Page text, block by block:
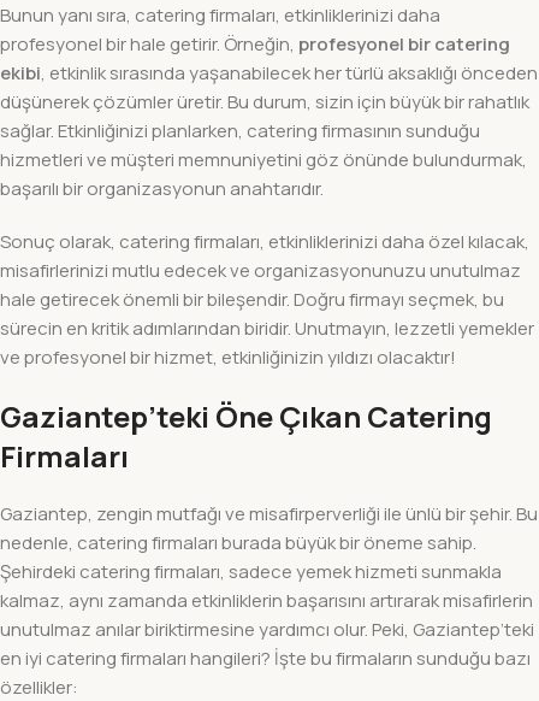
Bunun yanı sıra, catering firmaları, etkinliklerinizi daha
profesyonel bir hale getirir. Örneğin, profesyonel bir catering
ekibi, etkinlik sırasında yaşanabilecek her türlü aksaklığı önceden
düşünerek çözümler üretir. Bu durum, sizin için büyük bir rahatlık
sağlar. Etkinliğinizi planlarken, catering firmasının sunduğu
hizmetleri ve müşteri memnuniyetini göz önünde bulundurmak,
başarılı bir organizasyonun anahtarıdır.
Sonuç olarak, catering firmaları, etkinliklerinizi daha özel kılacak,
misafirlerinizi mutlu edecek ve organizasyonunuzu unutulmaz
hale getirecek önemli bir bileşendir. Doğru firmayı seçmek, bu
sürecin en kritik adımlarından biridir. Unutmayın, lezzetli yemekler
ve profesyonel bir hizmet, etkinliğinizin yıldızı olacaktır!
Gaziantep’teki Öne Çıkan Catering
Firmaları
Gaziantep, zengin mutfağı ve misafirperverliği ile ünlü bir şehir. Bu
nedenle, catering firmaları burada büyük bir öneme sahip.
Şehirdeki catering firmaları, sadece yemek hizmeti sunmakla
kalmaz, aynı zamanda etkinliklerin başarısını artırarak misafirlerin
unutulmaz anılar biriktirmesine yardımcı olur. Peki, Gaziantep’teki
en iyi catering firmaları hangileri? İşte bu firmaların sunduğu bazı
özellikler: